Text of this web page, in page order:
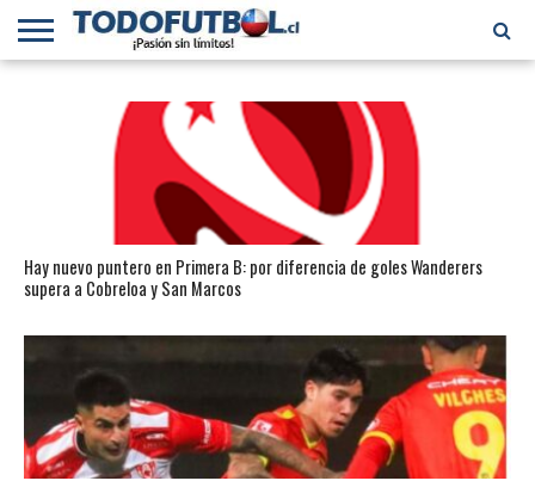
SELECCIÓN
CHILENOS
INTERNACIONAL
Hay nuevo puntero en Primera B: por diferencia de goles Wanderers
supera a Cobreloa y San Marcos